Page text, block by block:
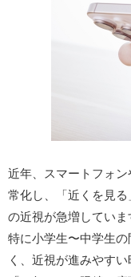
近年、スマートフォ
常化し、「近くを見
の近視が急増していま
特に小学生〜中学生
く、近視が進みやすい